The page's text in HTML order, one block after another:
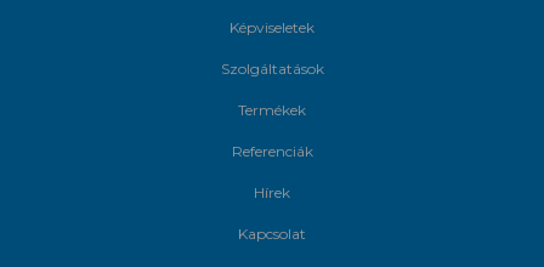
Képviseletek
Szolgáltatások
Termékek
Referenciák
Hírek
Kapcsolat